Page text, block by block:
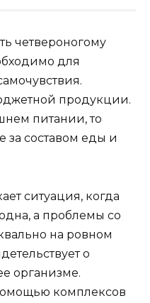
четвероногому
для
продукции.
питании, то
за составом еды и
ситуация, когда
а проблемы со
на ровном
о
организме.
комплексов